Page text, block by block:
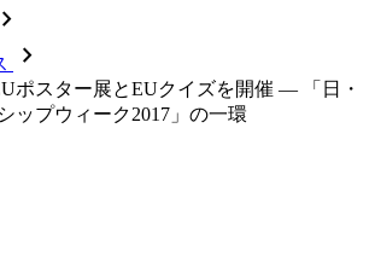
chevron_forward
chevron_forward
ポスター展とEUクイズを開催 — 「日・
ップウィーク2017」の一環